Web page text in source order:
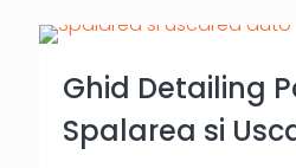
Ghid Detailing
Spalarea si